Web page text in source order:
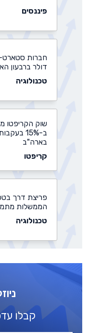
פיננסים
חברות סטארט-
דולר ברבעון
טכנולוגיה
שוק הקריפטו
ב-15%
בארה"ב
קריפטו
פריצת דרך
הממשלות
טכנולוגיה
נדל"ן יוקרה,
שר האוצר של
קבלו